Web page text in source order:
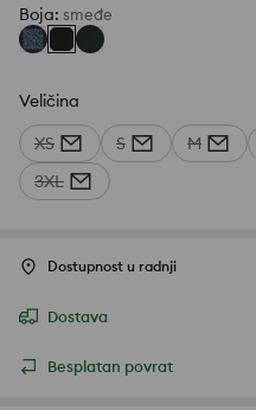
Boja: smeđe
Veličina
XS S M
3XL
Dostupnost u radnji
Dostava
Besplatan povrat